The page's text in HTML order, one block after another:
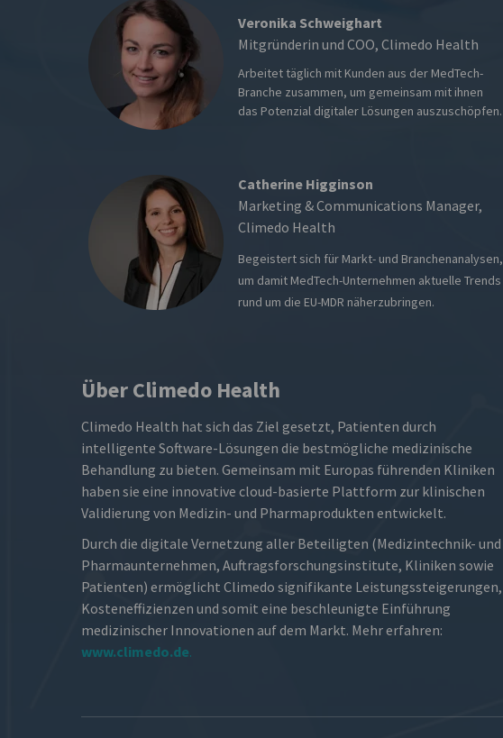
Veronika Schweighart
Mitgründerin und COO, Climedo Health
Arbeitet täglich mit Kunden aus der MedTech-
Branche zusammen, um gemeinsam mit ihnen
das Potenzial digitaler Lösungen auszuschöpfen.
Catherine Higginson
Marketing & Communications Manager,
Climedo Health
Begeistert sich für Markt- und Branchenanalysen,
um damit MedTech-Unternehmen aktuelle Trends
rund um die EU-MDR näherzubringen.
Über Climedo Health
Climedo Health hat sich das Ziel gesetzt, Patienten durch
intelligente Software-Lösungen die bestmögliche medizinische
Behandlung zu bieten. Gemeinsam mit Europas führenden Kliniken
haben sie eine innovative cloud-basierte Plattform zur klinischen
Validierung von Medizin- und Pharmaprodukten entwickelt.
Durch die digitale Vernetzung aller Beteiligten (Medizintechnik- und
Pharmaunternehmen, Auftragsforschungsinstitute, Kliniken sowie
Patienten) ermöglicht Climedo signifikante Leistungssteigerungen,
Kosteneffizienzen und somit eine beschleunigte Einführung
medizinischer Innovationen auf dem Markt. Mehr erfahren:
www.climedo.de.